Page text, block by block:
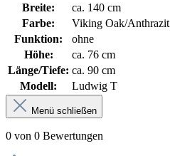
Breite:
ca. 140 cm
Farbe:
Viking Oak/Anthrazit
Funktion:
ohne
Höhe:
ca. 76 cm
Länge/Tiefe: ca. 90 cm
Modell:
Ludwig T
Menü schließen
0 von 0 Bewertungen